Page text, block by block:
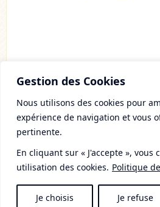
Gestion des Cookies
Nous utilisons des cookies pour
expérience de navigation et vous
pertinente.
En cliquant sur « J'accepte », vous
utilisation des cookies. Politique
Je choisis Je refuse
Tous droits
Mentions Légales et
Plan du Site
RSS
Haut du site